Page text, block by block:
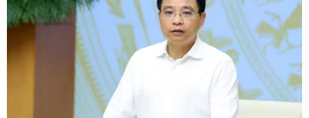
Daily Mail)
(Vietnam+)